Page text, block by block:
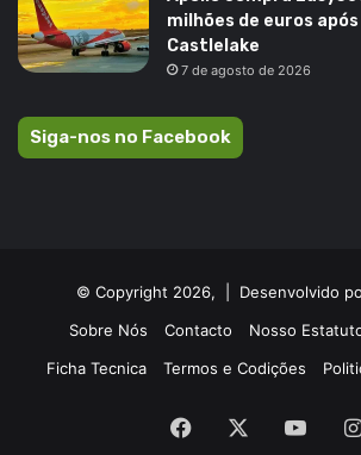
milhões de euros
Castlelake
7 de agosto de 2026
Siga-nos no Facebook
© Copyright 2026, | Desenvolvido
Sobre Nós
Contacto Nosso
Ficha Tecnica
Termos e Codições
Facebook